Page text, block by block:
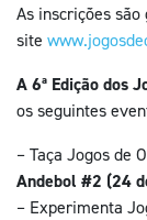
As inscrições
site
A 6ª Edição dos
os seguintes
– Taça Jogos de
Andebol #2 (24
– Experimenta